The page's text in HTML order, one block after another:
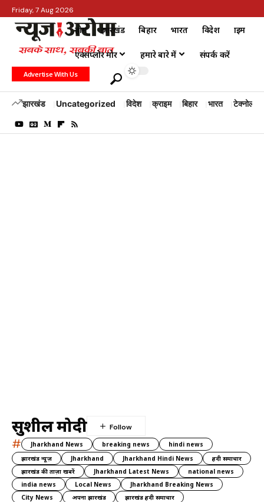
Friday, 7 Aug 2026
होम झारखंड बिहार भारत विदेश क्राइम
एक्सप्लोर मोर हमारे बारे में संपर्क करें
Advertise With Us
झारखंड Uncategorized विदेश क्राइम बिहार भारत टेक्नोलॉजी
सुशील मोदी
# Jharkhand News breaking news
hindi news
झारखंड न्यूज़
Jharkhand Jharkhand Hindi News
हिंदी समाचार
झारखंड की ताज़ा खबरें
Jharkhand Latest News
national news
india news
Local News
Jharkhand Breaking News
City News
अपना झारखंड
झारखंड हिंदी समाचार